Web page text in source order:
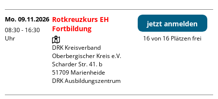
Mo. 09.11.2026
08:30 - 16:30
Uhr
Rotkreuzkurs EH
Fortbildung
DRK Kreisverband
Oberbergischer Kreis e.V.
Scharder Str. 41. b
51709 Marienheide
DRK Ausbildungszentrum
jetzt anmelden
16 von 16 Plätzen frei